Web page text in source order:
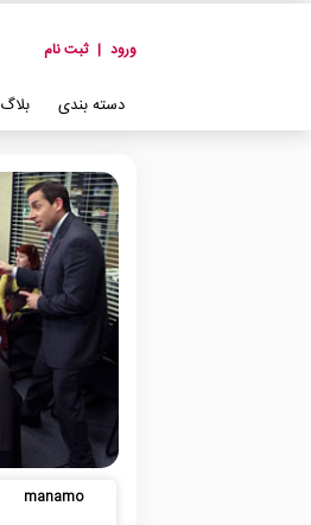
ورود | ثبت نام
دسته بندی بلاگ